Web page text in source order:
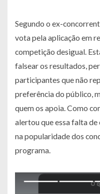
Segundo o ex-
vota pela aplicação em
competição desigual.
falsear os resultados,
participantes que não
preferência do público,
quem os apoia. Como
alertou que essa falta
na popularidade dos
programa.